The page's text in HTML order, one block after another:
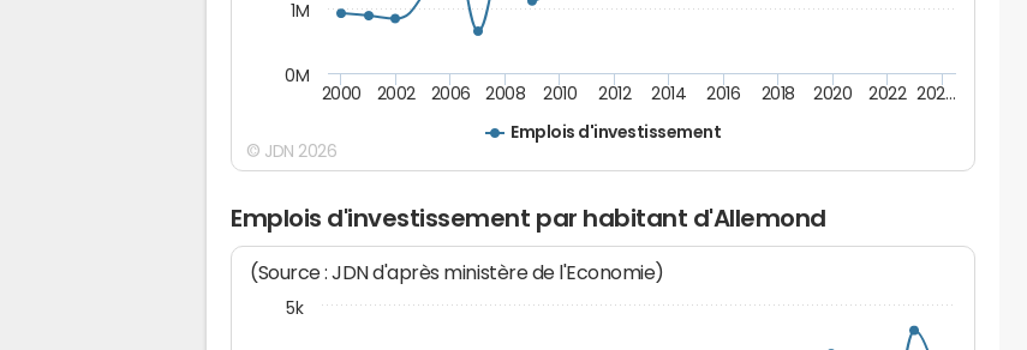
Emplois d'investissement
2000 2002 2006 2008 2010 2012 2014 2016 2018 2020 2022 202…
0M
1M
© JDN 2026
Emplois d'investissement par habitant d'Allemond
(Source : JDN d'après ministère de l'Economie)
5k